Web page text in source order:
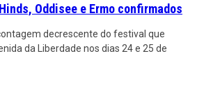
Oddisee e Ermo confirmados
decrescente do festival que
da Liberdade nos dias 24 e 25 de